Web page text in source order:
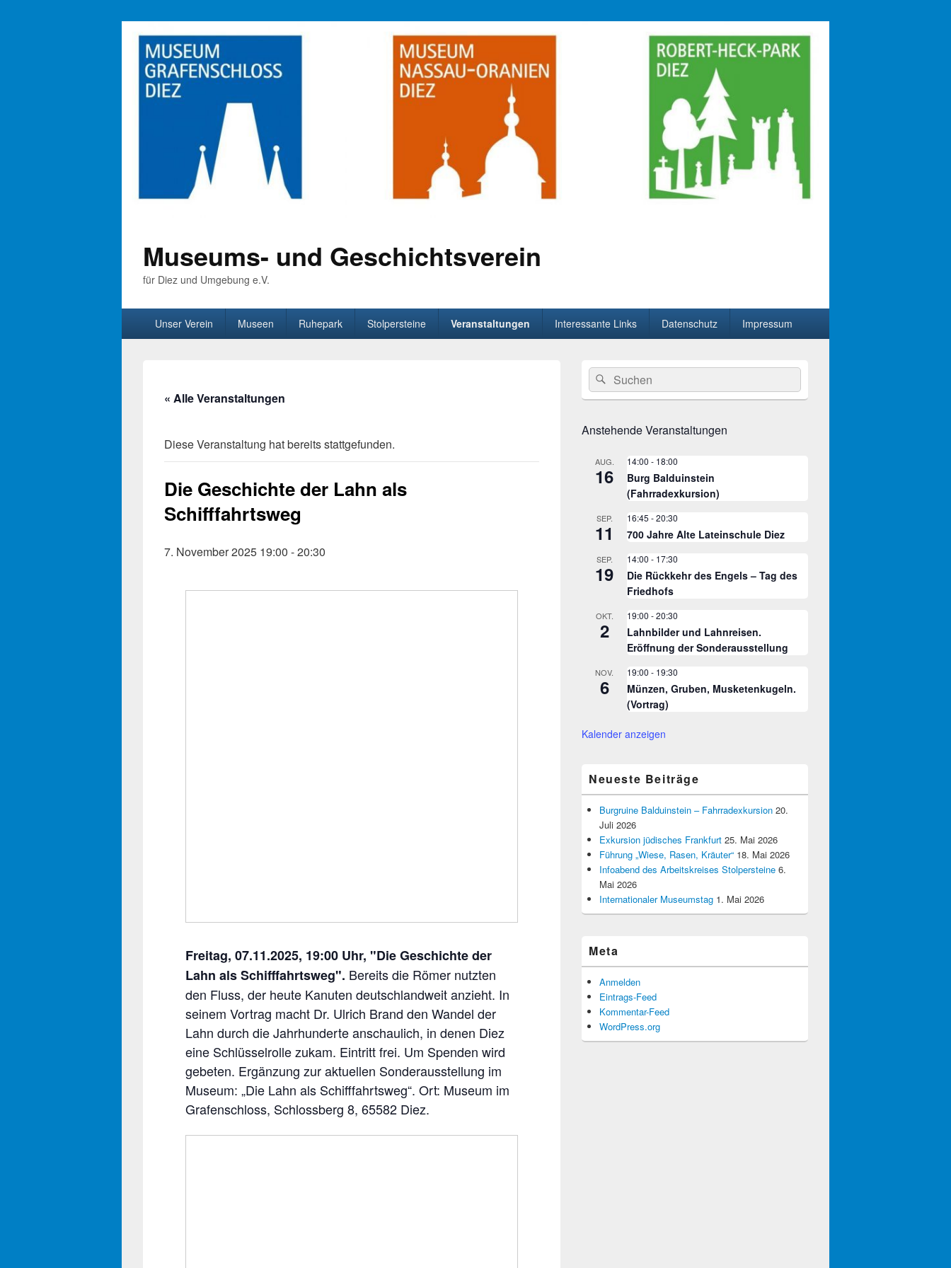
Museums- und Geschichtsverein
für Diez und Umgebung e.V.
Unser Verein Museen Ruhepark Stolpersteine Veranstaltungen Interessante Links Datenschutz Impressum
« Alle Veranstaltungen
Diese Veranstaltung hat bereits stattgefunden.
Die Geschichte der Lahn als
Schifffahrtsweg
7. November 2025 19:00 -20:30
Freitag, 07.11.2025, 19:00 Uhr, "Die Geschichte der
Lahn als Schifffahrtsweg". Bereits die Römer nutzten
den Fluss, der heute Kanuten deutschlandweit anzieht. In
seinem Vortrag macht Dr. Ulrich Brand den Wandel der
Lahn durch die Jahrhunderte anschaulich, in denen Diez
eine Schlüsselrolle zukam. Eintritt frei. Um Spenden wird
gebeten. Ergänzung zur aktuellen Sonderausstellung im
Museum: „Die Lahn als Schifffahrtsweg“. Ort: Museum im
Grafenschloss, Schlossberg 8, 65582 Diez.
Primärer
Seitenleisten
Widget-
Bereich
Suche
nach:
Suchen
Anstehende Veranstaltungen
AUG.
16
14:00 - 18:00
Burg Balduinstein
(Fahrradexkursion)
SEP.
11
16:45 -20:30
700 Jahre Alte Lateinschule Diez
SEP.
19
14:00 - 17:30
Die Rückkehr des Engels – Tag des
Friedhofs
OKT.
2
19:00 -20:30
Lahnbilder und Lahnreisen.
Eröffnung der Sonderausstellung
NOV.
6
19:00 - 19:30
Münzen, Gruben, Musketenkugeln.
(Vortrag)
Kalender anzeigen
Neueste Beiträge
Burgruine Balduinstein – Fahrradexkursion 20.
Juli 2026
Exkursion jüdisches Frankfurt 25. Mai 2026
Führung „Wiese, Rasen, Kräuter“ 18. Mai 2026
Infoabend des Arbeitskreises Stolpersteine 6.
Mai 2026
Internationaler Museumstag 1. Mai 2026
Meta
Anmelden
Eintrags-Feed
Kommentar-Feed
WordPress.org